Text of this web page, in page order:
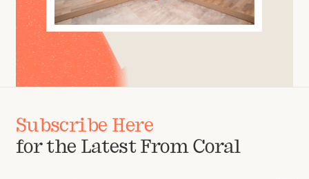
Subscribe Here
for the Latest From Coral